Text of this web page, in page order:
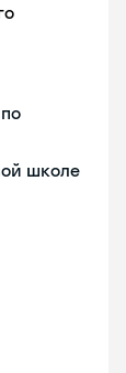
школе